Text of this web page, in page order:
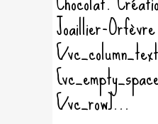
Joaillier-
[/
[/vc_row]...